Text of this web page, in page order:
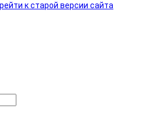
к старой версии сайта